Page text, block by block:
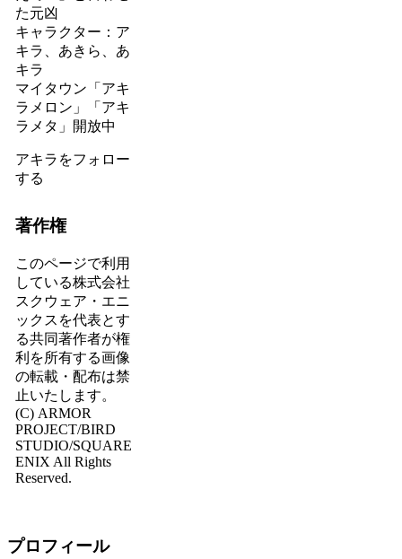
た元凶
キャラクター：ア
キラ、あきら、あ
キラ
マイタウン「アキ
ラメロン」「アキ
ラメタ」開放中
アキラをフォロー
する
著作権
このページで利用
している株式会社
スクウェア・エニ
ックスを代表とす
る共同著作者が権
利を所有する画像
の転載・配布は禁
止いたします。
(C) ARMOR
PROJECT/BIRD
STUDIO/SQUARE
ENIX All Rights
Reserved.
プロフィール